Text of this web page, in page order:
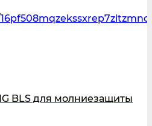
BLS для молниезащиты